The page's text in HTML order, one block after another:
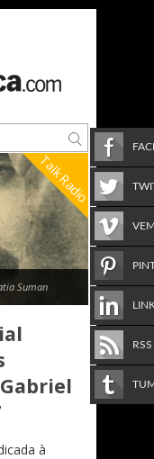
Talk Radio
Suman
à
RSS